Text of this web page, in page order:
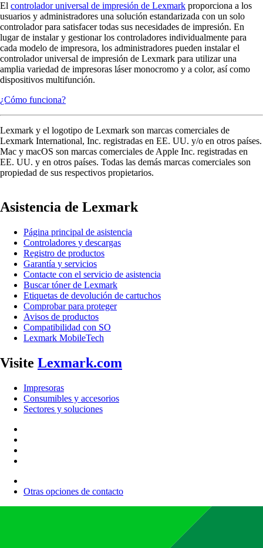
El controlador universal de impresión de Lexmark proporciona a los
usuarios y administradores una solución estandarizada con un solo
controlador para satisfacer todas sus necesidades de impresión. En
lugar de instalar y gestionar los controladores individualmente para
cada modelo de impresora, los administradores pueden instalar el
controlador universal de impresión de Lexmark para utilizar una
amplia variedad de impresoras láser monocromo y a color, así como
dispositivos multifunción.
¿Cómo funciona?
Lexmark y el logotipo de Lexmark son marcas comerciales de
Lexmark International, Inc. registradas en EE. UU. y/o en otros países.
Mac y macOS son marcas comerciales de Apple Inc. registradas en
EE. UU. y en otros países. Todas las demás marcas comerciales son
propiedad de sus respectivos propietarios.
Asistencia de Lexmark
Página principal de asistencia
Controladores y descargas
Registro de productos
Garantía y servicios
Contacte con el servicio de asistencia
Buscar tóner de Lexmark
Etiquetas de devolución de cartuchos
Comprobar para proteger
Avisos de productos
Compatibilidad con SO
Lexmark MobileTech
Visite Lexmark.com
Impresoras
Consumibles y accesorios
Sectores y soluciones
Otras opciones de contacto